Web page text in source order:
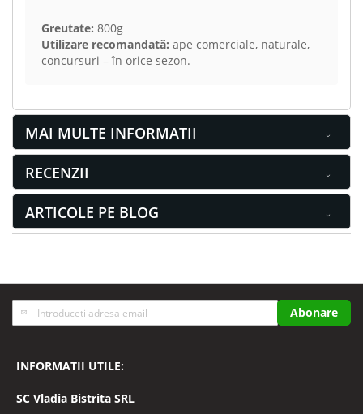
Greutate: 800g
Utilizare recomandată: ape comerciale, naturale,
concursuri – în orice sezon.
MAI MULTE INFORMATII
RECENZII
ARTICOLE PE BLOG
Inscrieti-
va
noastre
Abonare
INFORMATII UTILE:
SC Vladia Bistrita SRL